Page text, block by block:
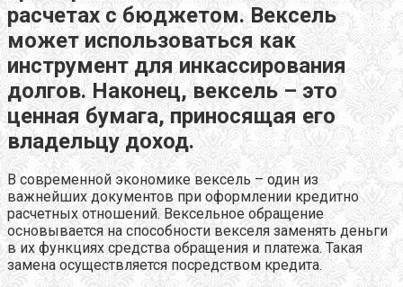
расчетах с бюджетом. Вексель
может использоваться как
инструмент для инкассирования
долгов. Наконец, вексель – это
ценная бумага, приносящая его
владельцу доход.
В современной экономике вексель – один из
важнейших документов при оформлении кредитно
расчетных отношений. Вексельное обращение
основывается на способности векселя заменять деньги
в их функциях средства обращения и платежа. Такая
замена осуществляется посредством кредита.